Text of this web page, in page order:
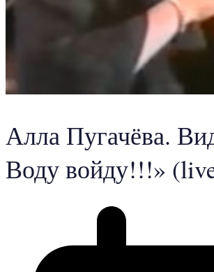
Алла Пугачёва.
Воду войду!!!»